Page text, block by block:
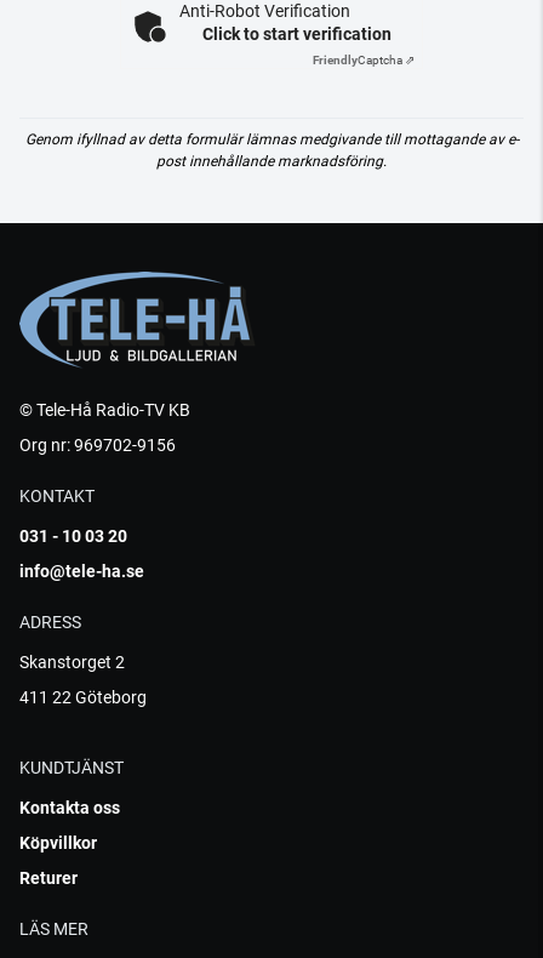
Anti-Robot Verification
Click to start verification
FriendlyCaptcha ⇗
Genom ifyllnad av detta formulär lämnas medgivande till mottagande av e-
post innehållande marknadsföring.
© Tele-Hå Radio-TV KB
Org nr: 969702-9156
KONTAKT
031 - 10 03 20
info@tele-ha.se
ADRESS
Skanstorget 2
411 22 Göteborg
KUNDTJÄNST
Kontakta oss
Köpvillkor
Returer
LÄS MER